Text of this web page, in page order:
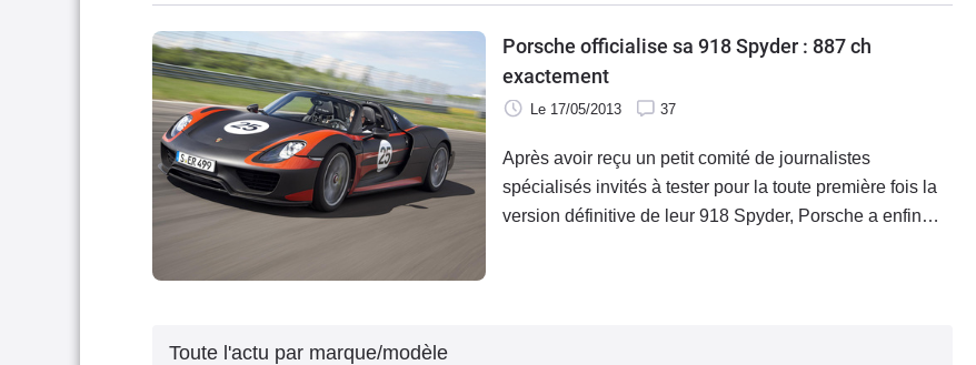
série.
Porsche officialise sa 918 Spyder : 887 ch
exactement
Le 17/05/2013 37
Après avoir reçu un petit comité de journalistes
spécialisés invités à tester pour la toute première fois la
version définitive de leur 918 Spyder, Porsche a enfin
Toute l'actu par marque/modèle